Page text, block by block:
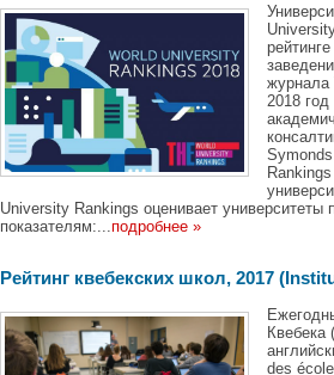
журнала
2018
University Rankings оценивает
показателям:... подробнее »
Pейтинг квебекских школ, 2017
Квебека
des